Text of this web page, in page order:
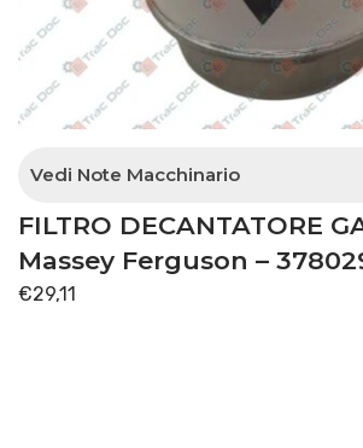
Vedi Note Macchinario
Separatore acqua con pompa
FILTRO DECANTATORE
Massey Ferguson –
€29,11